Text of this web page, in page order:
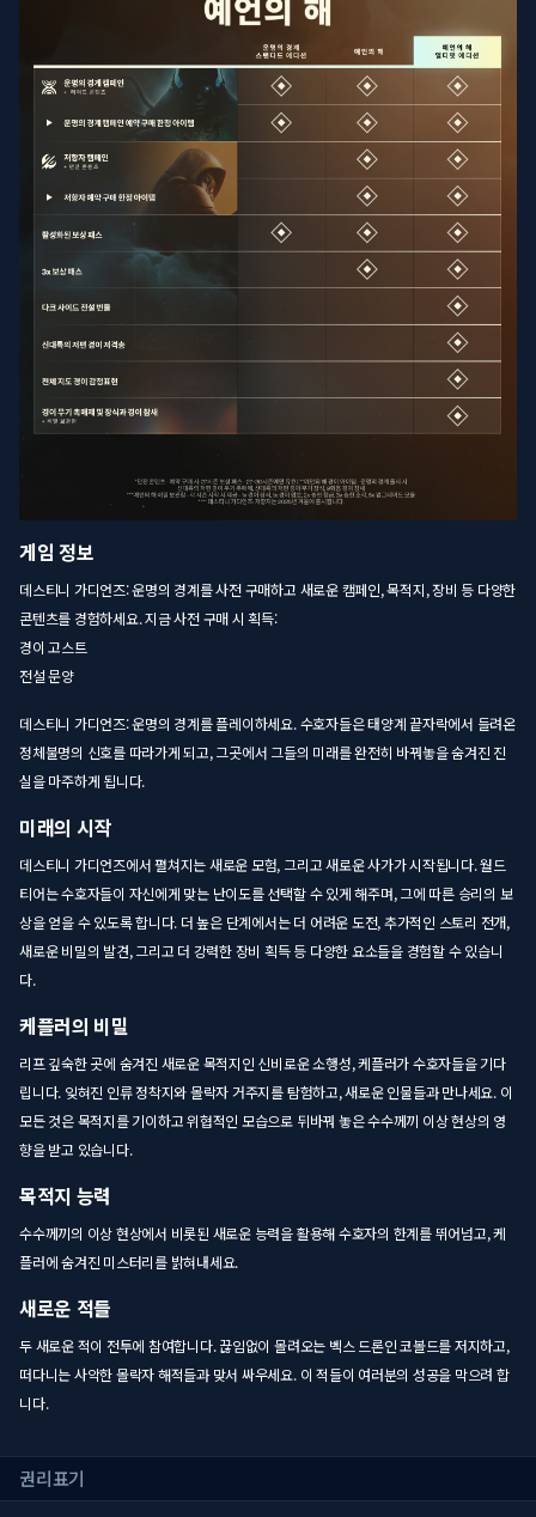
게임 정보
데스티니 가디언즈: 운명의 경계를 사전 구매하고 새로운 캠페인, 목적지, 장비 등 다양한
콘텐츠를 경험하세요. 지금 사전 구매 시 획득:
경이 고스트
전설 문양
데스티니 가디언즈: 운명의 경계를 플레이하세요. 수호자들은 태양계 끝자락에서 들려온
정체불명의 신호를 따라가게 되고, 그곳에서 그들의 미래를 완전히 바꿔놓을 숨겨진 진
실을 마주하게 됩니다.
미래의 시작
데스티니 가디언즈에서 펼쳐지는 새로운 모험, 그리고 새로운 사가가 시작됩니다. 월드
티어는 수호자들이 자신에게 맞는 난이도를 선택할 수 있게 해주며, 그에 따른 승리의 보
상을 얻을 수 있도록 합니다. 더 높은 단계에서는 더 어려운 도전, 추가적인 스토리 전개,
새로운 비밀의 발견, 그리고 더 강력한 장비 획득 등 다양한 요소들을 경험할 수 있습니
다.
케플러의 비밀
리프 깊숙한 곳에 숨겨진 새로운 목적지인 신비로운 소행성, 케플러가 수호자들을 기다
립니다. 잊혀진 인류 정착지와 몰락자 거주지를 탐험하고, 새로운 인물들과 만나세요. 이
모든 것은 목적지를 기이하고 위협적인 모습으로 뒤바꿔 놓은 수수께끼 이상 현상의 영
향을 받고 있습니다.
목적지 능력
수수께끼의 이상 현상에서 비롯된 새로운 능력을 활용해 수호자의 한계를 뛰어넘고, 케
플러에 숨겨진 미스터리를 밝혀내세요.
새로운 적들
두 새로운 적이 전투에 참여합니다. 끊임없이 몰려오는 벡스 드론인 코볼드를 저지하고,
떠다니는 사악한 몰락자 해적들과 맞서 싸우세요. 이 적들이 여러분의 성공을 막으려 합
니다.
권리표기